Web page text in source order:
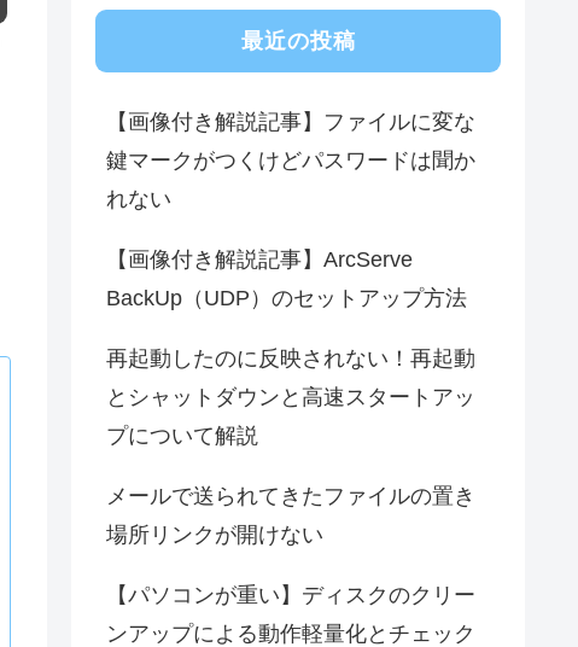
最近の投稿
【画像付き解説記事】ファイルに変な
鍵マークがつくけどパスワードは聞か
れない
【画像付き解説記事】ArcServe
BackUp（UDP）のセットアップ方法
再起動したのに反映されない！再起動
とシャットダウンと高速スタートアッ
プについて解説
メールで送られてきたファイルの置き
場所リンクが開けない
【パソコンが重い】ディスクのクリー
ンアップによる動作軽量化とチェック